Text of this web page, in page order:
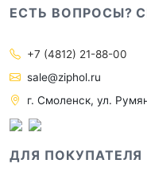
ЕСТЬ ВОПРОСЫ?
+7 (4812) 21-88-00
sale@ziphol.ru
г. Смоленск, ул.
ДЛЯ ПОКУПАТЕЛЯ